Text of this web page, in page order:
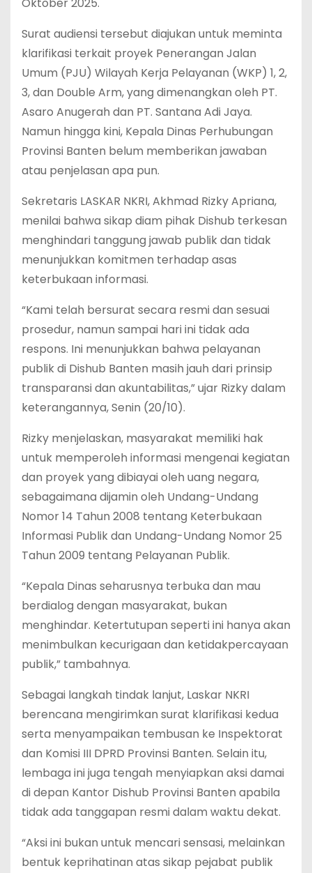
Oktober 2025.
Surat audiensi tersebut diajukan untuk meminta
klarifikasi terkait proyek Penerangan Jalan
Umum (PJU) Wilayah Kerja Pelayanan (WKP) 1, 2,
3, dan Double Arm, yang dimenangkan oleh PT.
Asaro Anugerah dan PT. Santana Adi Jaya.
Namun hingga kini, Kepala Dinas Perhubungan
Provinsi Banten belum memberikan jawaban
atau penjelasan apa pun.
Sekretaris LASKAR NKRI, Akhmad Rizky Apriana,
menilai bahwa sikap diam pihak Dishub terkesan
menghindari tanggung jawab publik dan tidak
menunjukkan komitmen terhadap asas
keterbukaan informasi.
“Kami telah bersurat secara resmi dan sesuai
prosedur, namun sampai hari ini tidak ada
respons. Ini menunjukkan bahwa pelayanan
publik di Dishub Banten masih jauh dari prinsip
transparansi dan akuntabilitas,” ujar Rizky dalam
keterangannya, Senin (20/10).
Rizky menjelaskan, masyarakat memiliki hak
untuk memperoleh informasi mengenai kegiatan
dan proyek yang dibiayai oleh uang negara,
sebagaimana dijamin oleh Undang-Undang
Nomor 14 Tahun 2008 tentang Keterbukaan
Informasi Publik dan Undang-Undang Nomor 25
Tahun 2009 tentang Pelayanan Publik.
“Kepala Dinas seharusnya terbuka dan mau
berdialog dengan masyarakat, bukan
menghindar. Ketertutupan seperti ini hanya akan
menimbulkan kecurigaan dan ketidakpercayaan
publik,” tambahnya.
Sebagai langkah tindak lanjut, Laskar NKRI
berencana mengirimkan surat klarifikasi kedua
serta menyampaikan tembusan ke Inspektorat
dan Komisi III DPRD Provinsi Banten. Selain itu,
lembaga ini juga tengah menyiapkan aksi damai
di depan Kantor Dishub Provinsi Banten apabila
tidak ada tanggapan resmi dalam waktu dekat.
“Aksi ini bukan untuk mencari sensasi, melainkan
bentuk keprihatinan atas sikap pejabat publik